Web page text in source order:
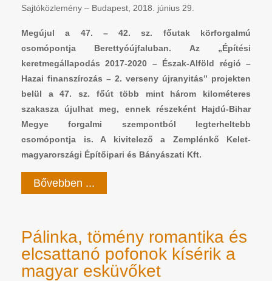
Sajtóközlemény – Budapest, 2018. június 29.
Megújul a 47. – 42. sz. főutak körforgalmú
csomópontja Berettyóújfaluban. Az „Építési
keretmegállapodás 2017-2020 – Észak-Alföld régió –
Hazai finanszírozás – 2. verseny újranyitás” projekten
belül a 47. sz. főút több mint három kilométeres
szakasza újulhat meg, ennek részeként Hajdú-Bihar
Megye forgalmi szempontból legterheltebb
csomópontja is. A kivitelező a Zemplénkő Kelet-
magyarországi Építőipari és Bányászati Kft.
Bővebben ...
Pálinka, tömény romantika és
elcsattanó pofonok kísérik a
magyar esküvőket